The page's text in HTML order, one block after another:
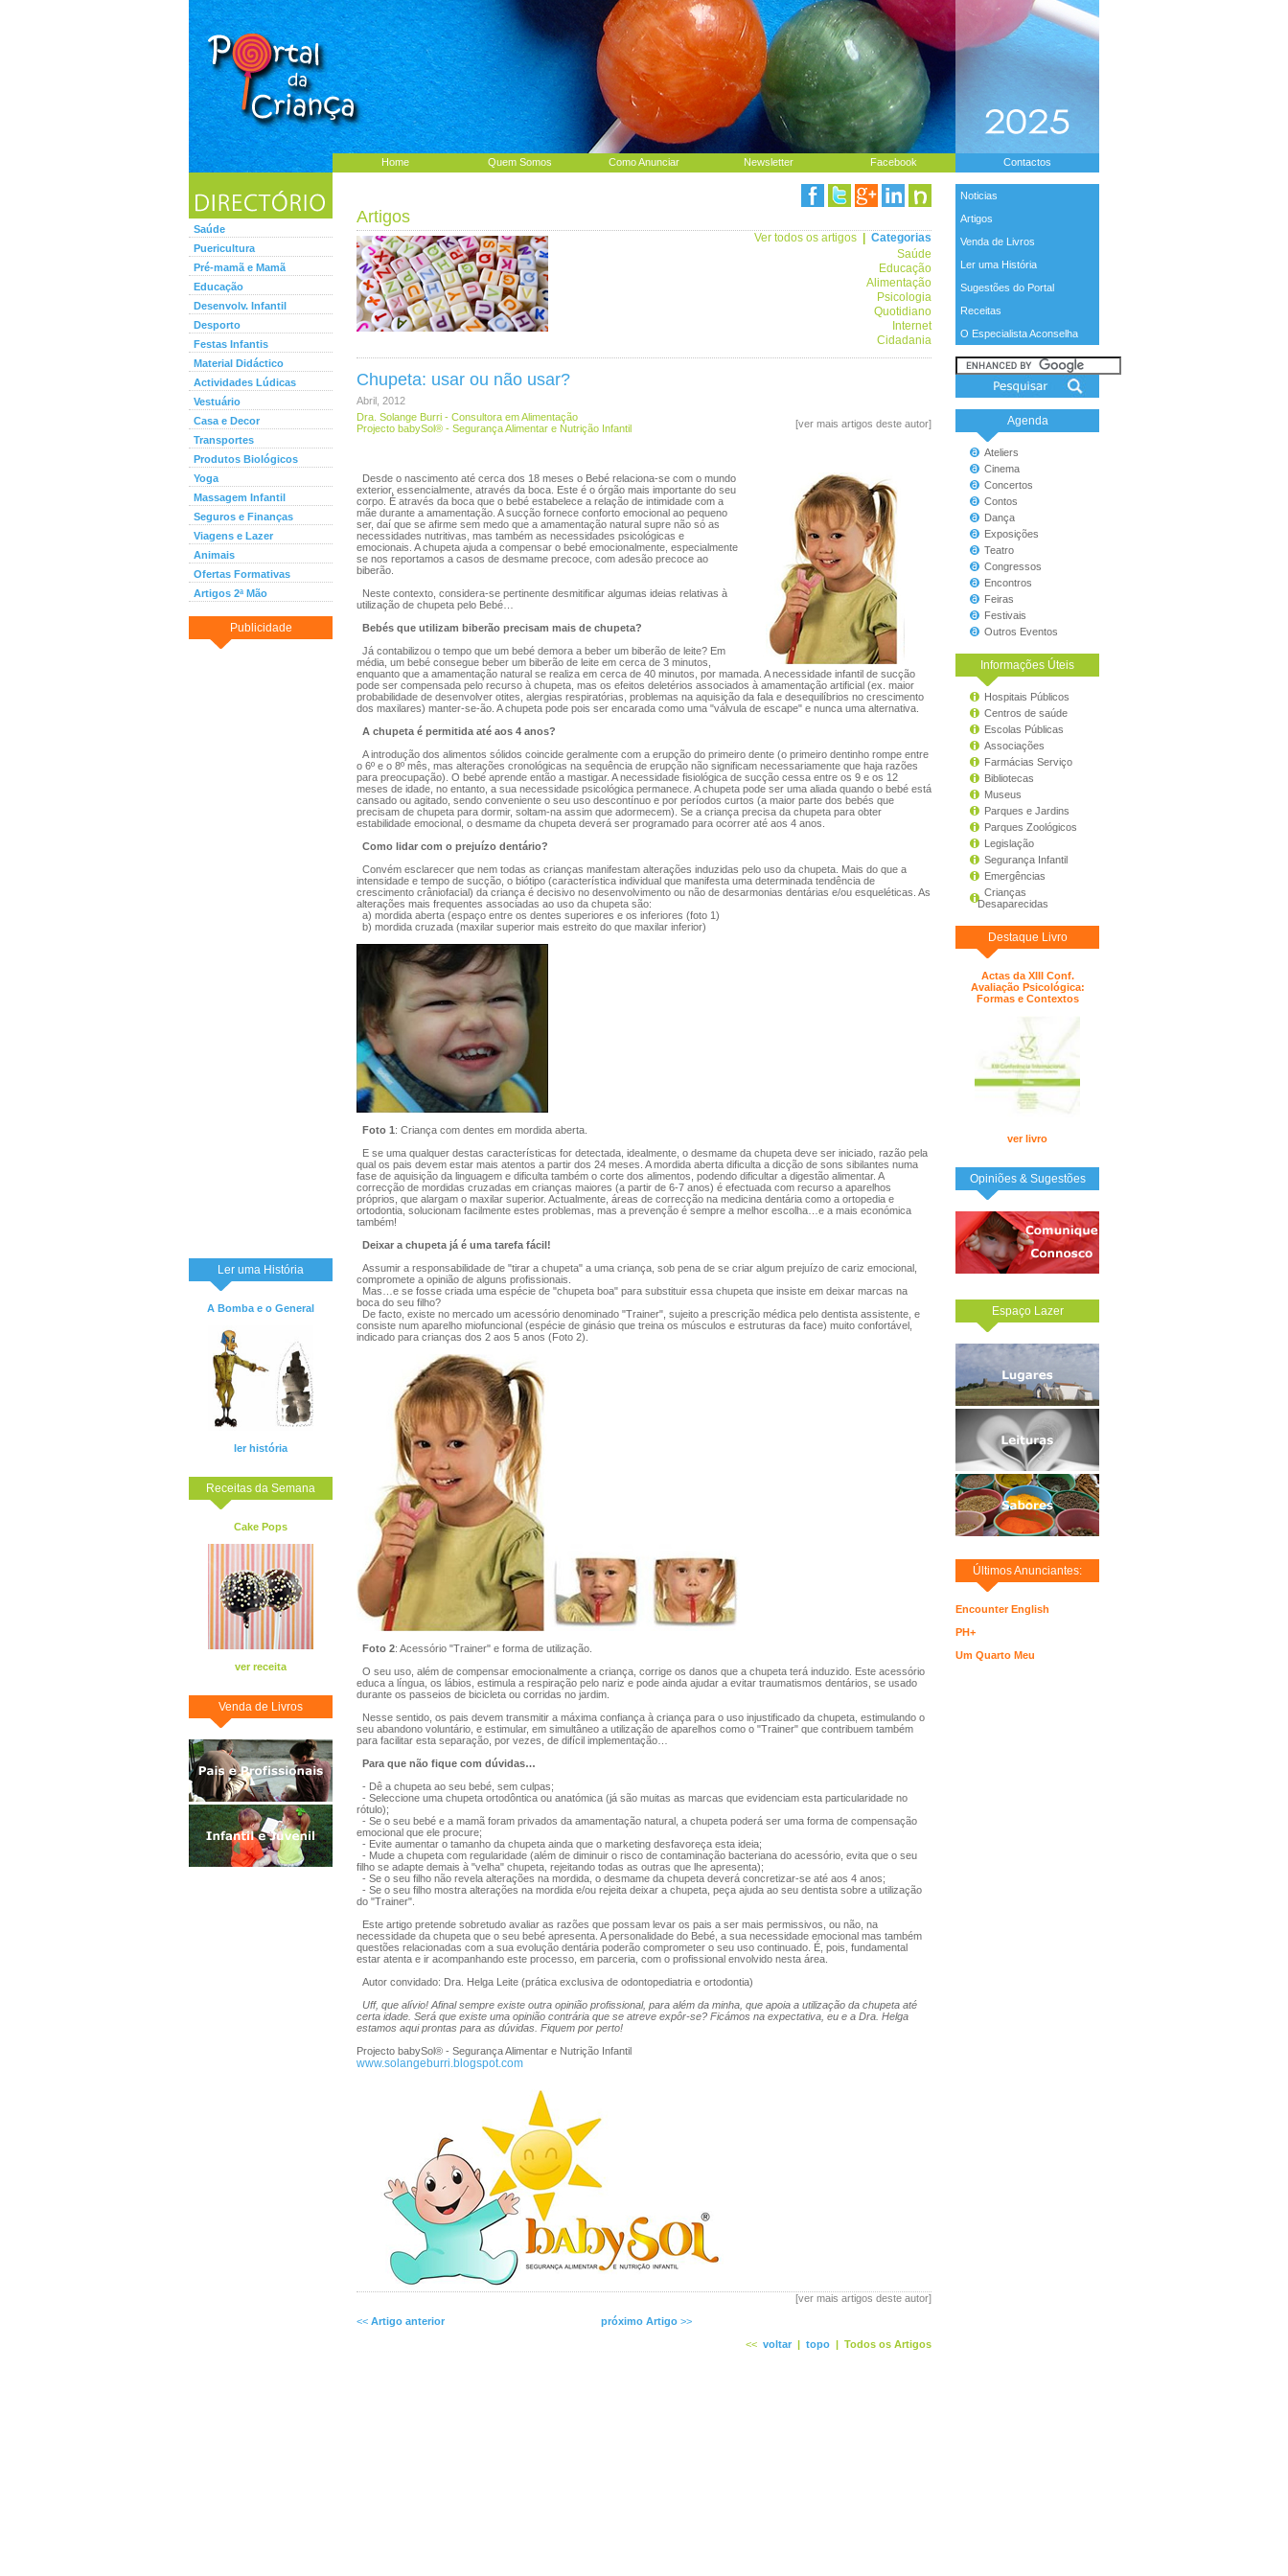
Home Quem Somos Como Anunciar Newsletter Facebook Contactos
Saúde
Puericultura
Pré-mamã e Mamã
Educação
Desenvolv. Infantil
Desporto
Festas Infantis
Material Didáctico
Actividades Lúdicas
Vestuário
Casa e Decor
Transportes
Produtos Biológicos
Yoga
Massagem Infantil
Seguros e Finanças
Viagens e Lazer
Animais
Ofertas Formativas
Artigos 2ª Mão
Publicidade
Ler uma História
A Bomba e o General
ler história
Receitas da Semana
Cake Pops
ver receita
Venda de Livros
Noticias
Artigos
Venda de Livros
Ler uma História
Sugestões do Portal
Receitas
O Especialista Aconselha
Agenda
Ateliers
Cinema
Concertos
Contos
Dança
Exposições
Teatro
Congressos
Encontros
Feiras
Festivais
Outros Eventos
Informações Úteis
Hospitais Públicos
Centros de saúde
Escolas Públicas
Associações
Farmácias Serviço
Bibliotecas
Museus
Parques e Jardins
Parques Zoológicos
Legislação
Segurança Infantil
Emergências
Crianças
Desaparecidas
Destaque Livro
Actas da XIII Conf.
Avaliação Psicológica:
Formas e Contextos
ver livro
Opiniões & Sugestões
Espaço Lazer
Últimos Anunciantes:
Encounter English
PH+
Um Quarto Meu
Artigos
Ver todos os artigos | Categorias
Saúde
Educação
Alimentação
Psicologia
Quotidiano
Internet
Cidadania
Chupeta: usar ou não usar?
Abril, 2012
Dra. Solange Burri - Consultora em Alimentação
Projecto babySol® - Segurança Alimentar e Nutrição Infantil
[ver mais artigos deste autor]
Desde o nascimento até cerca dos 18 meses o Bebé relaciona-se com o mundo
exterior, essencialmente, através da boca. Este é o órgão mais importante do seu
corpo. É através da boca que o bebé estabelece a relação de intimidade com a
mãe durante a amamentação. A sucção fornece conforto emocional ao pequeno
ser, daí que se afirme sem medo que a amamentação natural supre não só as
necessidades nutritivas, mas também as necessidades psicológicas e
emocionais. A chupeta ajuda a compensar o bebé emocionalmente, especialmente
se nos reportamos a casos de desmame precoce, com adesão precoce ao
biberão.
Neste contexto, considera-se pertinente desmitificar algumas ideias relativas à
utilização de chupeta pelo Bebé…
Bebés que utilizam biberão precisam mais de chupeta?
Já contabilizou o tempo que um bebé demora a beber um biberão de leite? Em
média, um bebé consegue beber um biberão de leite em cerca de 3 minutos,
enquanto que a amamentação natural se realiza em cerca de 40 minutos, por mamada. A necessidade infantil de sucção
pode ser compensada pelo recurso à chupeta, mas os efeitos deletérios associados à amamentação artificial (ex. maior
probabilidade de desenvolver otites, alergias respiratórias, problemas na aquisição da fala e desequilíbrios no crescimento
dos maxilares) manter-se-ão. A chupeta pode pois ser encarada como uma "válvula de escape" e nunca uma alternativa.
A chupeta é permitida até aos 4 anos?
A introdução dos alimentos sólidos coincide geralmente com a erupção do primeiro dente (o primeiro dentinho rompe entre
o 6º e o 8º mês, mas alterações cronológicas na sequência de erupção não significam necessariamente que haja razões
para preocupação). O bebé aprende então a mastigar. A necessidade fisiológica de sucção cessa entre os 9 e os 12
meses de idade, no entanto, a sua necessidade psicológica permanece. A chupeta pode ser uma aliada quando o bebé está
cansado ou agitado, sendo conveniente o seu uso descontínuo e por períodos curtos (a maior parte dos bebés que
precisam de chupeta para dormir, soltam-na assim que adormecem). Se a criança precisa da chupeta para obter
estabilidade emocional, o desmame da chupeta deverá ser programado para ocorrer até aos 4 anos.
Como lidar com o prejuízo dentário?
Convém esclarecer que nem todas as crianças manifestam alterações induzidas pelo uso da chupeta. Mais do que a
intensidade e tempo de sucção, o biótipo (característica individual que manifesta uma determinada tendência de
crescimento crâniofacial) da criança é decisivo no desenvolvimento ou não de desarmonias dentárias e/ou esqueléticas. As
alterações mais frequentes associadas ao uso da chupeta são:
a) mordida aberta (espaço entre os dentes superiores e os inferiores (foto 1)
b) mordida cruzada (maxilar superior mais estreito do que maxilar inferior)
Foto 1: Criança com dentes em mordida aberta.
E se uma qualquer destas características for detectada, idealmente, o desmame da chupeta deve ser iniciado, razão pela
qual os pais devem estar mais atentos a partir dos 24 meses. A mordida aberta dificulta a dicção de sons sibilantes numa
fase de aquisição da linguagem e dificulta também o corte dos alimentos, podendo dificultar a digestão alimentar. A
correcção de mordidas cruzadas em crianças maiores (a partir de 6-7 anos) é efectuada com recurso a aparelhos
próprios, que alargam o maxilar superior. Actualmente, áreas de correcção na medicina dentária como a ortopedia e
ortodontia, solucionam facilmente estes problemas, mas a prevenção é sempre a melhor escolha…e a mais económica
também!
Deixar a chupeta já é uma tarefa fácil!
Assumir a responsabilidade de "tirar a chupeta" a uma criança, sob pena de se criar algum prejuízo de cariz emocional,
compromete a opinião de alguns profissionais.
Mas…e se fosse criada uma espécie de "chupeta boa" para substituir essa chupeta que insiste em deixar marcas na
boca do seu filho?
De facto, existe no mercado um acessório denominado "Trainer", sujeito a prescrição médica pelo dentista assistente, e
consiste num aparelho miofuncional (espécie de ginásio que treina os músculos e estruturas da face) muito confortável,
indicado para crianças dos 2 aos 5 anos (Foto 2).
Foto 2: Acessório "Trainer" e forma de utilização.
O seu uso, além de compensar emocionalmente a criança, corrige os danos que a chupeta terá induzido. Este acessório
educa a língua, os lábios, estimula a respiração pelo nariz e pode ainda ajudar a evitar traumatismos dentários, se usado
durante os passeios de bicicleta ou corridas no jardim.
Nesse sentido, os pais devem transmitir a máxima confiança à criança para o uso injustificado da chupeta, estimulando o
seu abandono voluntário, e estimular, em simultâneo a utilização de aparelhos como o "Trainer" que contribuem também
para facilitar esta separação, por vezes, de difícil implementação…
Para que não fique com dúvidas…
- Dê a chupeta ao seu bebé, sem culpas;
- Seleccione uma chupeta ortodôntica ou anatómica (já são muitas as marcas que evidenciam esta particularidade no
rótulo);
- Se o seu bebé e a mamã foram privados da amamentação natural, a chupeta poderá ser uma forma de compensação
emocional que ele procure;
- Evite aumentar o tamanho da chupeta ainda que o marketing desfavoreça esta ideia;
- Mude a chupeta com regularidade (além de diminuir o risco de contaminação bacteriana do acessório, evita que o seu
filho se adapte demais à "velha" chupeta, rejeitando todas as outras que lhe apresenta);
- Se o seu filho não revela alterações na mordida, o desmame da chupeta deverá concretizar-se até aos 4 anos;
- Se o seu filho mostra alterações na mordida e/ou rejeita deixar a chupeta, peça ajuda ao seu dentista sobre a utilização
do "Trainer".
Este artigo pretende sobretudo avaliar as razões que possam levar os pais a ser mais permissivos, ou não, na
necessidade da chupeta que o seu bebé apresenta. A personalidade do Bebé, a sua necessidade emocional mas também
questões relacionadas com a sua evolução dentária poderão comprometer o seu uso continuado. É, pois, fundamental
estar atenta e ir acompanhando este processo, em parceria, com o profissional envolvido nesta área.
Autor convidado: Dra. Helga Leite (prática exclusiva de odontopediatria e ortodontia)
Uff, que alívio! Afinal sempre existe outra opinião profissional, para além da minha, que apoia a utilização da chupeta até
certa idade. Será que existe uma opinião contrária que se atreve expôr-se? Ficámos na expectativa, eu e a Dra. Helga
estamos aqui prontas para as dúvidas. Fiquem por perto!
Projecto babySol® - Segurança Alimentar e Nutrição Infantil
www.solangeburri.blogspot.com
[ver mais artigos deste autor]
<< Artigo anterior próximo Artigo >>
<< voltar | topo | Todos os Artigos